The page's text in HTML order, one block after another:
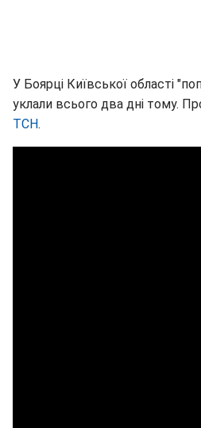
У Боярці Київської області
уклали всього два дні тому.
ТСН.